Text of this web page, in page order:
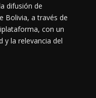
difusión de
Bolivia, a través de
con un
y la relevancia del